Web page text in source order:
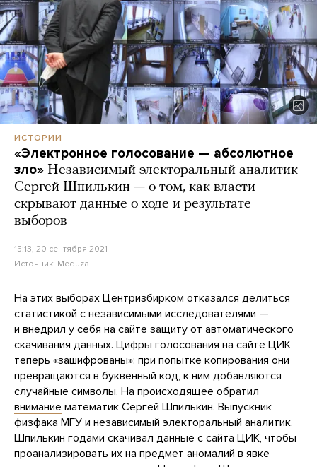
ИСТОРИИ
«Электронное голосование — абсолютное
зло» Независимый электоральный аналитик
Сергей Шпилькин — о том, как власти
скрывают данные о ходе и результате
выборов
15:13, 20 сентября 2021
Источник: Meduza
На этих выборах Центризбирком отказался делиться
статистикой с независимыми исследователями —
и внедрил у себя на сайте защиту от автоматического
скачивания данных. Цифры голосования на сайте ЦИК
теперь «зашифрованы»: при попытке копирования они
превращаются в буквенный код, к ним добавляются
случайные символы. На происходящее обратил
внимание математик Сергей Шпилькин. Выпускник
физфака МГУ и независимый электоральный аналитик,
Шпилькин годами скачивал данные с сайта ЦИК, чтобы
проанализировать их на предмет аномалий в явке